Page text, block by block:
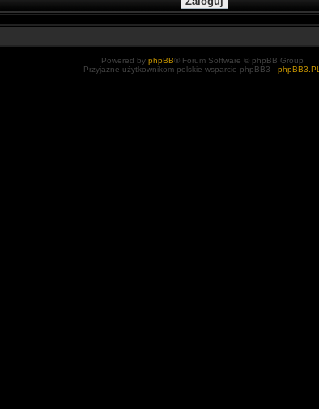
Powered by phpBB® Forum Software © phpBB Group
Przyjazne użytkownikom polskie wsparcie phpBB3 - phpBB3.PL